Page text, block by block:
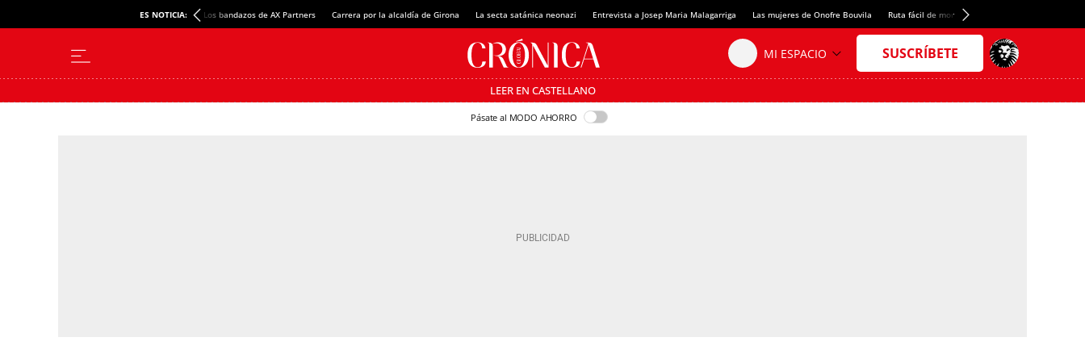
ES NOTICIA: Los bandazos de AX Partners Carrera por la alcaldía de Girona La secta satánica neonazi Entrevista a Josep Maria Malagarriga Las mujeres de Onofre Bouvila Ruta fácil de montaña
LEER EN CASTELLANO
Pásate al MODO AHORRO